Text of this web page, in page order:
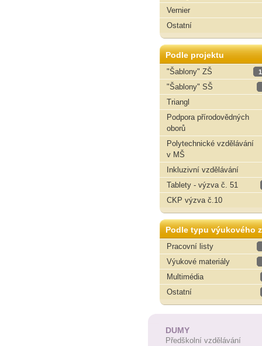
Vernier
Ostatní
Podle projektu
"Šablony" ZŠ
"Šablony" SŠ
Triangl
Podpora přírodovědných
oborů
Polytechnické vzdělávání
v MŠ
Inkluzivní vzdělávání
Tablety - výzva č. 51
CKP výzva č.10
Podle typu výukového
Pracovní listy
Výukové materiály
Multimédia
Ostatní
DUMY
Předškolní vzdělávání